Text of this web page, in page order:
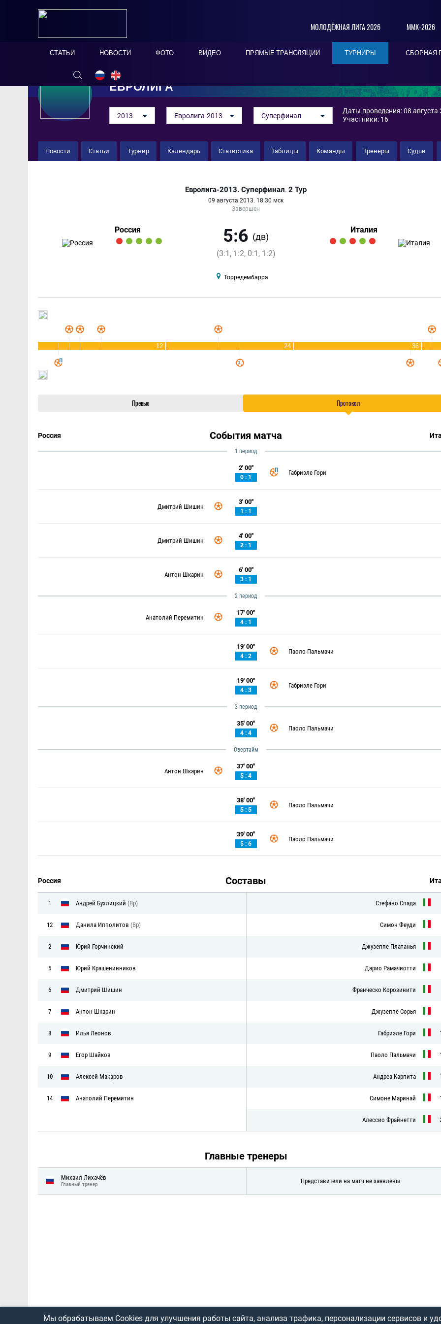
МОЛОДЁЖНАЯ ЛИГА 2026 ММК-2026
СТАТЬИ НОВОСТИ ФОТО ВИДЕО ПРЯМЫЕ ТРАНСЛЯЦИИ ТУРНИРЫ СБОРНАЯ
ЕВРОЛИГА
2013 Евролига-2013 Суперфинал
Даты проведения: 08 августа
Участники: 16
Новости Статьи Турнир Календарь Статистика Таблицы Команды Тренеры Судьи
Евролига-2013. Суперфинал. 2 Тур
09 августа 2013. 18:30 мск
Завершен
Россия 5:6 (дв)
(3:1, 1:2, 0:1, 1:2)
Италия
Торредембарра
12 24 36
Превью Протокол
Россия События матча
1 период
2' 00''
0 : 1
Габриэле Гори
Дмитрий Шишин
3' 00''
1 : 1
Дмитрий Шишин
4' 00''
2 : 1
Антон Шкарин
6' 00''
3 : 1
2 период
Анатолий Перемитин
17' 00''
4 : 1
19' 00''
4 : 2
Паоло Пальмачи
19' 00''
4 : 3
Габриэле Гори
3 период
35' 00''
4 : 4
Паоло Пальмачи
Овертайм
Антон Шкарин
37' 00''
5 : 4
38' 00''
5 : 5
Паоло Пальмачи
39' 00''
5 : 6
Паоло Пальмачи
Россия Составы
1 Андрей Бухлицкий (Вр)
12 Данила Ипполитов (Вр)
2 Юрий Горчинский
5 Юрий Крашенинников
6 Дмитрий Шишин
7 Антон Шкарин
8 Илья Леонов
9 Егор Шайков
10 Алексей Макаров
14 Анатолий Перемитин
Стефано Спада
Симон Феуди
Джузеппе Платанья
Дарио Рамачиотти
Франческо Корозинити
Джузеппе Сорья
Габриэле Гори
Паоло Пальмачи
Андреа Карпита
Симоне Маринай
Алессио Фрайнетти
Главные тренеры
Михаил Лихачёв
Главный тренер Представители на матч не заявлены
Мы обрабатываем Cookies для улучшения работы сайта, анализа трафика, персонализации сервисов и